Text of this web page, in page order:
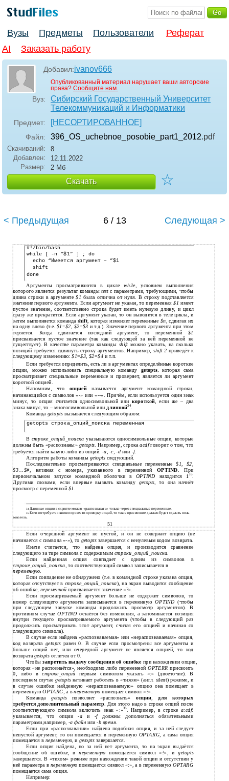
Вузы Предметы Пользователи
Реферат
AI
Заказать работу
Добавил:ivanov666
Опубликованный материал нарушает ваши авторские
права? Сообщите нам.
Вуз:
Сибирский Государственный Университет
Телекоммуникаций и Информатики
Предмет: [НЕСОРТИРОВАННОЕ]
Файл: 396_OS_uchebnoe_posobie_part1_2012.pdf
Скачиваний:
8
Добавлен:
12.11.2022
Размер:
2 Мб
Скачать ☆
< Предыдущая 6 / 13 Следующая >
#!/bin/bash
while [ -n “$1” ] ; do
echo “Имеется аргумент – ”$1
shift
done
Аргументы просматриваются в цикле while,условием выполнения
которого является результат командыtestс параметрами, требующими, чтобы
длина строки в аргументе$1была отлична от нуля. В строку подставляется
значение первого аргумента. Если аргумент не указан, то переменная$1имеет
пустое значение, соответственно строка будет иметь нулевую длину, и цикл
сразу же прекратится. Если аргумент указан, то он выводится в теле цикла, и
затем выполняется команда shift, которая изменяет переменные $n, сдвигая их
на одну влево (т.е. $1=$2, $2=$3 и т.д.). Значение первого аргумента при этом
теряется. Когда сдвигается последний аргумент, то переменной $1
присваивается пустое значение (так как следующей за ней переменной не
существует). В качестве параметра команды shift можно указать, на сколько
позиций требуется сдвинуть строку аргументов. Например, shift 2 приведёт к
следующему изменению:$1=$3, $2=$4 и т.п.
Если требуется определить, есть ли в аргументах определённые короткие
опции, можно использовать специальную команду getopts,которая сама
просматривает специальные переменные и проверяет, является ли аргумент
короткой опцией.
Напомним, что опциейназывается аргумент командной строки,
начинающийся с символов «-» или «--». Причём, если используется один знак
минус, то опция считается односимвольной или короткой , если же – два
знака минус, то – многосимвольной или длинной34.
Команда getopts вызывается следующим образом:
getopts строка_опций_поиска переменная
Встроке_опций_поискауказываются односимвольные опции, которые
должны быть «распознаны» getopts. Например, строкаacdfговорит о том, что
требуется найти какую-либо из опций: -a,-c,-d или -f.
Алгоритм работы команды getopts следующий.
Последовательно просматриваются специальные переменные$1 $2
$3…$#, начиная с номера, указанного в переменной OPTIND. При
первоначальном запуске командной оболочки в OPTIND находится 135.
Другими словами, если впервые вызвать команду getopts, то она начнёт
просмотр с переменной $1.
34 Длинные опции в скрипте можно «распознавать» только через специальные переменные.
35 Если потребуется заново провести проверку опций, то такое присвоение должен будет сделать поль-
зователь.
51
Если очередной аргумент не пустой, и он не содержит опцию (не
начинается с символа «-»), то getopts завершается с ненулевым кодом возврата.
Иначе считается, что найдена опция, и производится сравнение
следующего за тире символа с содержимымстроки_опций_поиска.
Если найденная опция совпадает с одним из символов в
строке_опций_поиска , то соответствующий символ записывается в
переменную.
Если совпадение не обнаружено (т.е. в командной строке указана опция,
которая отсутствует в строке_опций_поиска), на экран выводится сообщение
об ошибке, переменнойприсваивается значение «?».
Если просматриваемый аргумент больше не содержит символов, то
номер следующего аргумента записывается в переменнуюOPTIND(чтобы
при следующем запуске команды продолжить просмотр аргументов). В
противном случаеOPTINDостаётся без изменения, а запоминается позиция
внутри текущего просматриваемого аргумента (чтобы в следующий раз
продолжить просматривать этот аргумент, считая его опцией и начиная со
следующего символа).
В случае если найдена «распознаваемая» или «нераспознаваемая» опция,
код возврата getopts равен 0. В случае если просмотрены все аргументы и
больше опций нет, или очередной аргумент не является опцией, то код
возвратаgetopts отличен от 0.
Чтобызапретить выдачу сообщения об ошибке при нахождении опции,
которая «не распознаётся», необходимо либо переменной OPTERRприсвоить
0, либо встроке_опций первым символом указать «:» (двоеточие). В
последнем случаеgetopts начинает работать в «тихом» (англ. silent) режиме, и
в случае ошибки найденную «нераспознаваемую» опцию она помещает в
переменнуюOPTARG,а впеременнуюпомещает символ «?».
Командаgetopts позволяет «распознать»опции
для которых
требуется дополнительный параметр. Для этого надо в строке опций после
соответствующего символа включить знак «:»36. Например, в строке a:cdf:
указывается, что опции -a и -f
должны дополняться обязательными
параметрами,например, -a файл или -b время.
Если при «распознавании» найдена подобная опция, и за ней следует
непустой аргумент, то он помещается в переменную OPTARG , а сама опция
помещается в переменную, и getopts завершается.
Если опция найдена, но за ней нет аргумента, то на экран выдаётся
сообщение об ошибке, впеременнуюпомещается символ «?», иgetopts
завершается. В «тихом» режиме при нахождении такой опции и отсутствии у
неё параметра в переменнуюпомещается символ «:», а в переменную OPTARG
помещается сама опция.
Например: